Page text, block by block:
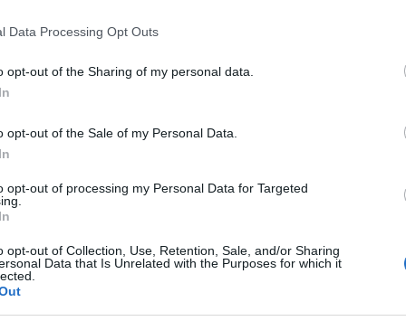
Data Processing Opt Outs
opt-out of the Sharing of my personal data.
opt-out of the Sale of my Personal Data.
opt-out of processing my Personal Data for Targeted
opt-out of Collection, Use, Retention, Sale, and/or Sharing
Data that Is Unrelated with the Purposes for which it
érzed, valamit befejeztél, attól megijedsz. A
időről-időre?
mindig jelen időben lép interakcióba a
nem vagyok hű önmagamhoz, mert ez az
csak azt tudtam nekik válaszolni, hogy de